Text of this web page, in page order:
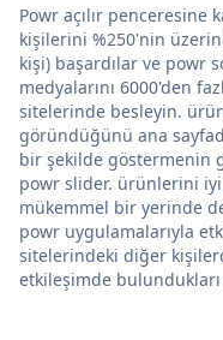
Powr açılır
kişilerini %250'nin
kişi) başardılar ve powr
medyalarını 6000'den
sitelerinde besleyin.
göründüğünü ana
bir şekilde göstermenin
powr slider. ürünlerini
mükemmel bir yerinde
powr uygulamalarıyla
sitelerindeki diğer
etkileşimde